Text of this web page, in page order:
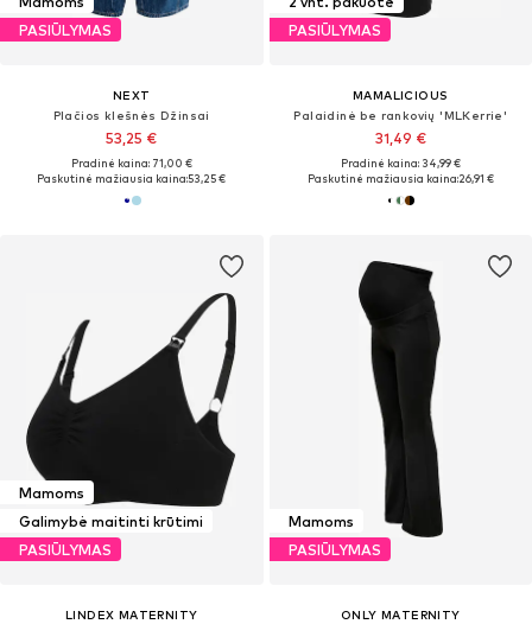
PASIŪLYMAS
NEXT
Plačios klešnės Džinsai
53,25 €
Pradinė kaina: 71,00 €
Paskutinė mažiausia kaina:53,25 €
PASIŪLYMAS
MAMALICIOUS
Palaidinė be rankovių 'MLKerrie'
31,49 €
Pradinė kaina: 34,99 €
Paskutinė mažiausia kaina:26,91 €
Mamoms
Galimybė maitinti krūtimi
PASIŪLYMAS
LINDEX MATERNITY
Mamoms
PASIŪLYMAS
ONLY MATERNITY